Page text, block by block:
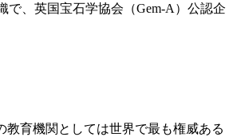
で、英国宝石学協会（Gem-A）公認企
育機関としては世界で最も権威ある